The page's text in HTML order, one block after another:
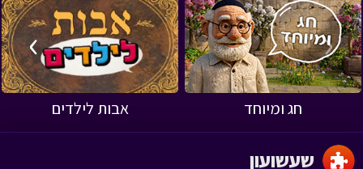
חג ומיוחד אבות לילדים
‹
›